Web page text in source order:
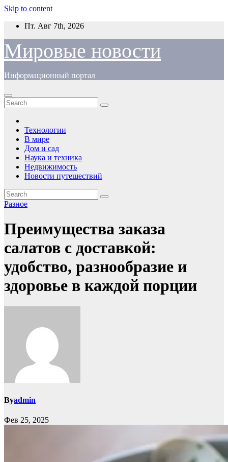
Skip to content
Пт. Авг 7th, 2026
Мировые новости
Информационный портал
Технологии
В мире
Дом и сад
Наука и техника
Недвижимость
Новости путешествий
Разное
Преимущества заказа
салатов с доставкой:
удобство, разнообразие и
здоровье в каждой порции
Byadmin
Фев 25, 2025